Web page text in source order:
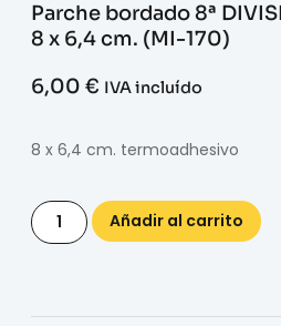
Parche bordado 8ª
8 x 6,4 cm. (MI-170)
6,00 € IVA incluído
8 x 6,4 cm. termoadhesivo
Añadir al carrito